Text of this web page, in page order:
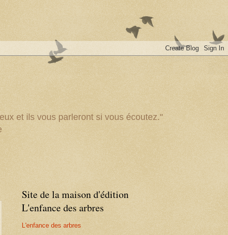
et ils vous parleront si vous écoutez."
Site de la maison d'édition
L'enfance des arbres
L'enfance des arbres